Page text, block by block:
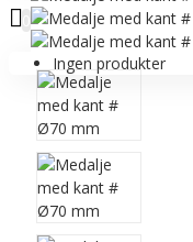
Ingen produkter